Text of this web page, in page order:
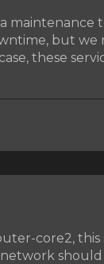
maintenance
but we
these
core2, this